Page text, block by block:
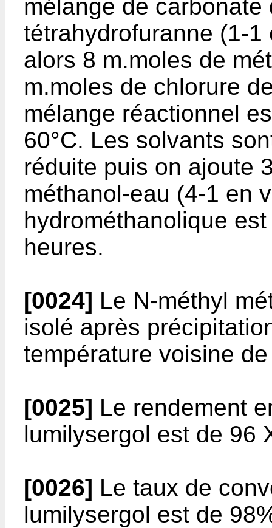
mélange de
tétrahydrofuranne (1-
alors 8 m.moles de
m.moles de chlorure
mélange réactionnel
60°C. Les solvants
réduite puis on ajoute
méthanol-eau (4-1 en
hydrométhanolique
heures.
[0024] Le N-méthyl
isolé après
température voisine de
[0025] Le rendement
lumilysergol est de 96
[0026] Le taux de
lumilysergol est de